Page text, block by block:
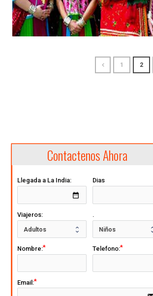
14/11/2018
1 2
Contactenos Ahora
Llegada a La India:
date_range
Dias
Viajeros: .
Nombre: Telefono:
Email: